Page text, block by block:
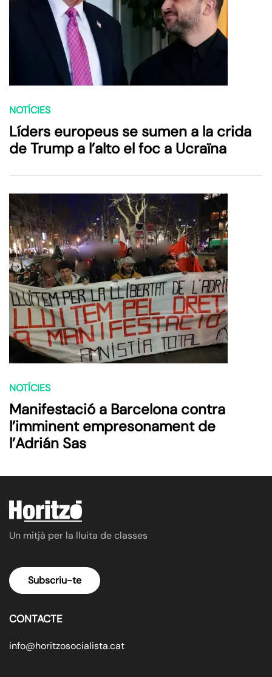
NOTÍCIES
Líders europeus se sumen a la crida
de Trump a l’alto el foc a Ucraïna
NOTÍCIES
Manifestació a Barcelona contra
l’imminent empresonament de
l’Adrián Sas
Un mitjà per la lluita de classes
Subscriu-te
CONTACTE
info@horitzosocialista.cat